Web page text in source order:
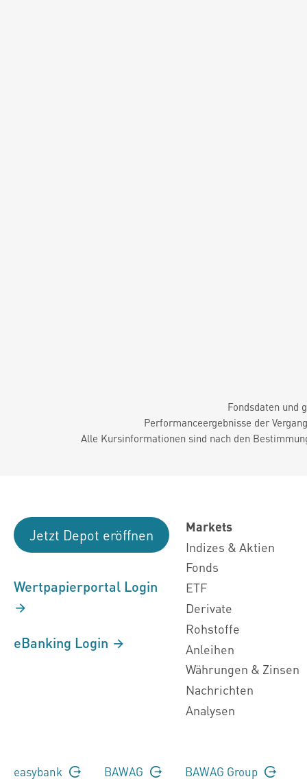
Fondsdaten und
Performanceergebnisse der
Alle Kursinformationen sind nach den
Jetzt Depot eröffnen
Wertpapierportal Login
eBanking Login
Markets
Indizes & Aktien
Fonds
ETF
Derivate
Rohstoffe
Anleihen
Währungen & Zinsen
Nachrichten
Analysen
easybank BAWAG BAWAG Group